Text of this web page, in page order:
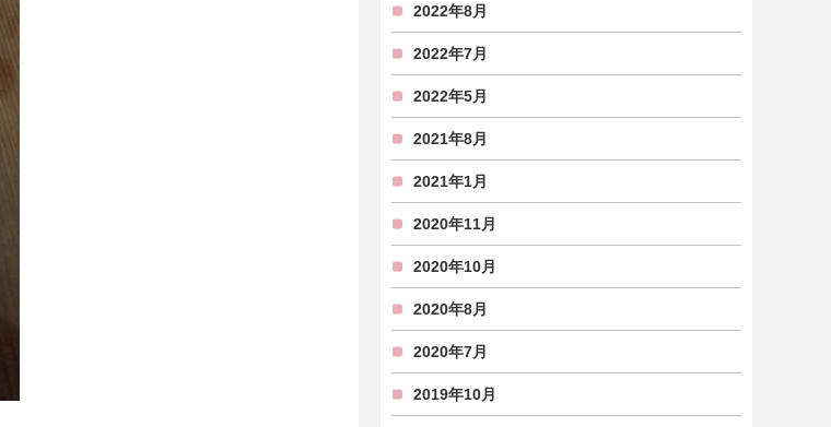
2022年8月
2022年7月
2022年5月
2021年8月
2021年1月
2020年11月
2020年10月
2020年8月
2020年7月
2019年10月